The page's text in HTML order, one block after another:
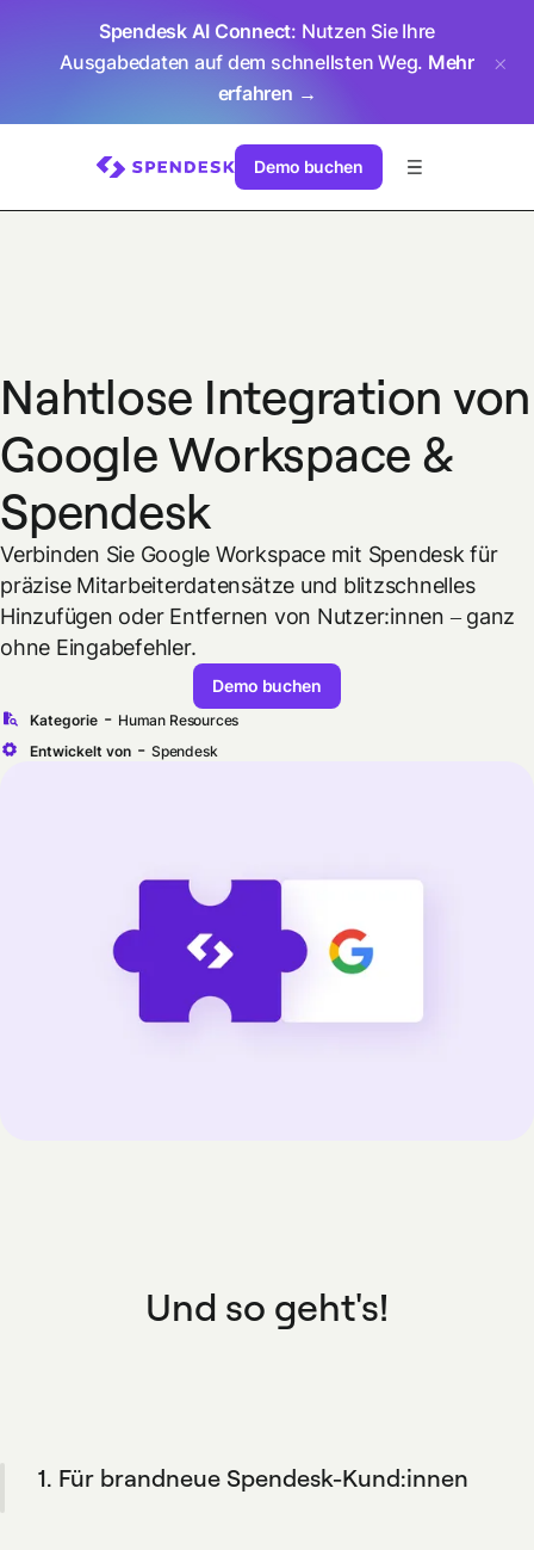
Spendesk AI Connect: Nutzen Sie Ihre
Ausgabedaten auf dem schnellsten Weg. Mehr
erfahren →
Demo buchen
Nahtlose Integration von
Google Workspace &
Spendesk
Verbinden Sie Google Workspace mit Spendesk für
präzise Mitarbeiterdatensätze und blitzschnelles
Hinzufügen oder Entfernen von Nutzer:innen – ganz
ohne Eingabefehler.
Demo buchen
Kategorie - Human Resources
Entwickelt von - Spendesk
Und so geht's!
1. Für brandneue Spendesk-Kund:innen